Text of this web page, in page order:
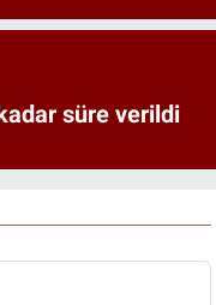
süre verildi